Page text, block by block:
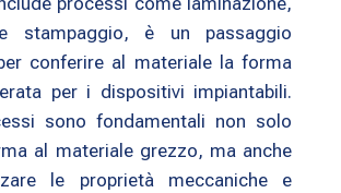
stampaggio, è un passaggio
conferire al materiale la forma
per i dispositivi impiantabili.
sono fondamentali non solo
al materiale grezzo, ma anche
le proprietà meccaniche e